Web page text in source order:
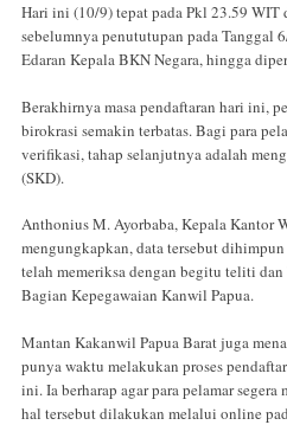
Hari ini (10/9) tepat pada Pkl 23.59
sebelumnya penututupan pada Tanggal
Edaran Kepala BKN Negara, hingga
Berakhirnya masa pendaftaran hari ini,
birokrasi semakin terbatas. Bagi para
verifikasi, tahap selanjutnya adalah
(SKD).
Anthonius M. Ayorbaba, Kepala Kantor
mengungkapkan, data tersebut
telah memeriksa dengan begitu teliti
Bagian Kepegawaian Kanwil Papua.
Mantan Kakanwil Papua Barat juga
punya waktu melakukan proses
ini. Ia berharap agar para pelamar
hal tersebut dilakukan melalui online